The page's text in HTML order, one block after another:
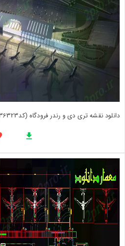
دانلود نقشه تری دی و رندر فرودگاه (کد36323)